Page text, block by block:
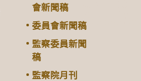
會新聞稿
委員會新聞稿
監察委員新聞
稿
監察院月刊